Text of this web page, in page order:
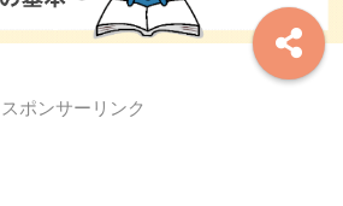
スポンサーリンク